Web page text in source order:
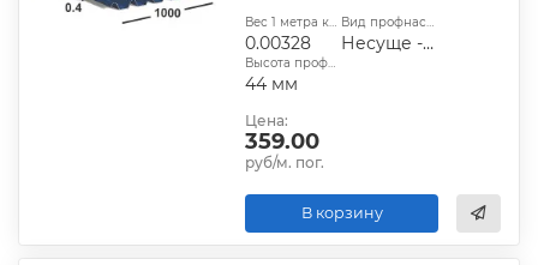
Вес 1 метра квадратного, т:
0.00328
Вид профнастила:
Несуще - стеновой
Высота профиля:
44 мм
Цена:
359.00
руб/м. пог.
В корзину